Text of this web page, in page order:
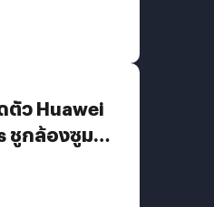
ตัว Huawei
ชูกล้องซูม